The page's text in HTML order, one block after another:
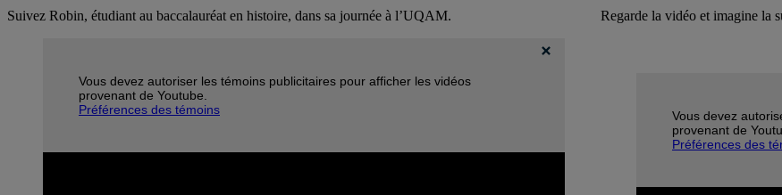
Suivez Robin, étudiant au baccalauréat en histoire, dans sa journée à l’UQAM.
Vous devez autoriser les témoins publicitaires pour afficher les vidéos
provenant de Youtube.
Préférences des témoins
Regarde la vidéo et imagine la
Vous devez
provenant de
Préférences des